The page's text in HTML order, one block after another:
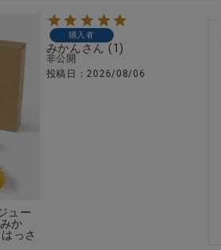
ュー
か
っさ
購入者
みかん 1
非公開
投稿日
2026/08/06